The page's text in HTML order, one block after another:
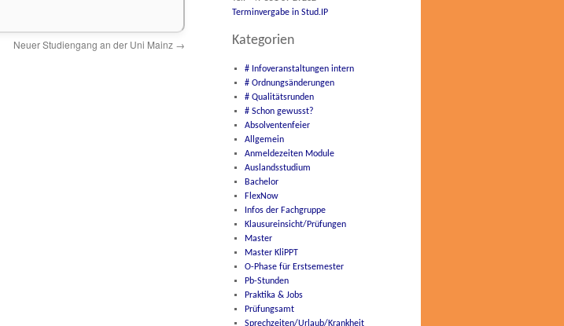
Neuer Studiengang an der Uni Mainz →
Terminvergabe in Stud.IP
Kategorien
# Infoveranstaltungen intern
# Ordnungsänderungen
# Qualitätsrunden
# Schon gewusst?
Absolventenfeier
Allgemein
Anmeldezeiten Module
Auslandsstudium
Bachelor
FlexNow
Infos der Fachgruppe
Klausureinsicht/Prüfungen
Master
Master KliPPT
O-Phase für Erstsemester
Pb-Stunden
Praktika & Jobs
Prüfungsamt
Sprechzeiten/Urlaub/Krankheit